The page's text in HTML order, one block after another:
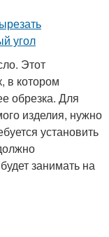
Этот
в котором
обрезка. Для
изделия, нужно
установить
занимать на